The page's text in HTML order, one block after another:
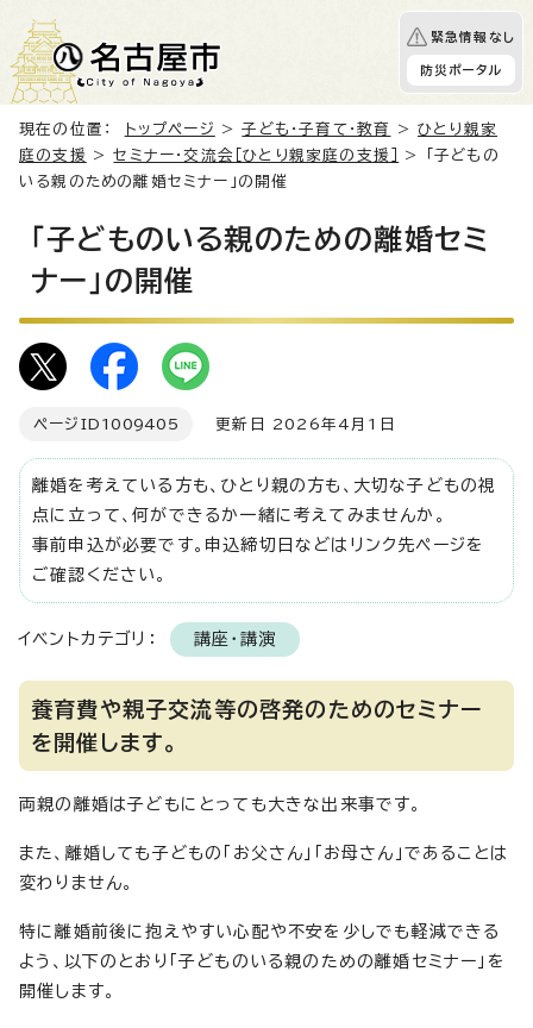
緊急情報なし
防災ポータル
現在の位置： トップページ >子ども・子育て・教育 >ひとり親家
庭の支援
>セミナー・交流会［ひとり親家庭の支援］
> 「子どもの
いる親のための離婚セミナー」の開催
「子どものいる親のための離婚セミ
ナー」の開催
ページID 1009405 更新日 2026年4月1日
離婚を考えている方も、ひとり親の方も、大切な子どもの視
点に立って、何ができるか一緒に考えてみませんか。
事前申込が必要です。申込締切日などはリンク先ページを
ご確認ください。
イベントカテゴリ： 講座・講演
養育費や親子交流等の啓発のためのセミナー
を開催します。
両親の離婚は子どもにとっても大きな出来事です。
また、離婚しても子どもの「お父さん」「お母さん」であることは
変わりません。
特に離婚前後に抱えやすい心配や不安を少しでも軽減できる
よう、以下のとおり「子どものいる親のための離婚セミナー」を
開催します。